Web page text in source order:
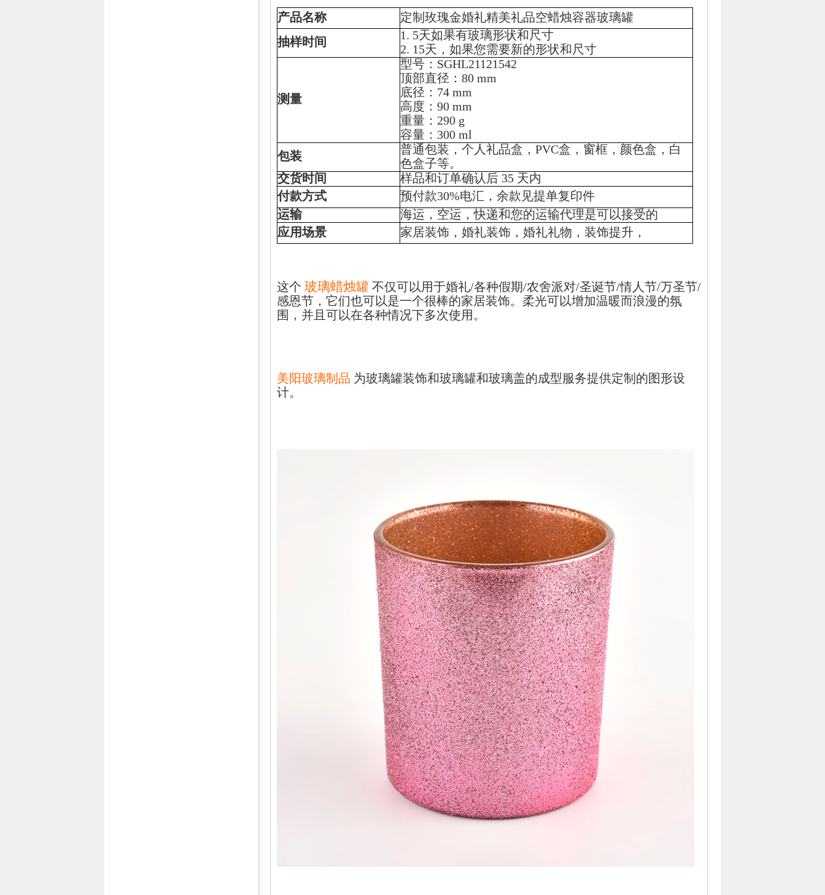
产品名称
定制玫瑰金婚礼精美礼品空蜡烛容器玻璃罐
抽样时间
1. 5天如果有玻璃形状和尺寸
2. 15天，如果您需要新的形状和尺寸
测量
型号：SGHL21121542
顶部直径：80 mm
底径：74 mm
高度：90 mm
重量：290 g
容量：300 ml
包装
普通包装，个人礼品盒，PVC盒，窗框，颜色盒，白
色盒子等。
交货时间
样品和订单确认后 35 天内
付款方式
预付款30%电汇，余款见提单复印件
运输
海运，空运，快递和您的运输代理是可以接受的
应用场景
家居装饰，婚礼装饰，婚礼礼物，装饰提升，
这个 玻璃蜡烛罐 不仅可以用于婚礼/各种假期/农舍派对/圣诞节/情人节/万圣节/
感恩节，它们也可以是一个很棒的家居装饰。柔光可以增加温暖而浪漫的氛
围，并且可以在各种情况下多次使用。
美阳玻璃制品 为玻璃罐装饰和玻璃罐和玻璃盖的成型服务提供定制的图形设
计。